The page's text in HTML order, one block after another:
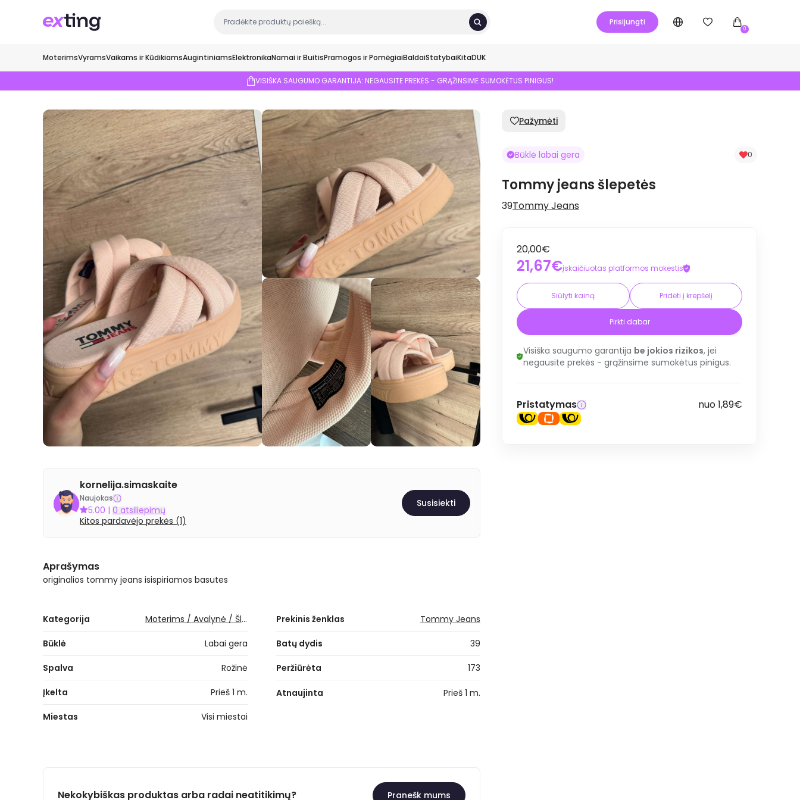
Prisijungti
0
MoterimsVyramsVaikams ir KūdikiamsAugintiniamsElektronikaNamai ir BuitisPramogos ir PomėgiaiBaldaiStatybaiKitaDUK
VISIŠKA SAUGUMO GARANTIJA: NEGAUSITE PREKĖS - GRĄŽINSIME SUMOKĖTUS PINIGUS!
Pažymėti
Būklė labai gera 0
Tommy jeans šlepetės
39Tommy Jeans
20,00€
21,67€įskaičiuotas platformos mokestis
Siūlyti kainą Pridėti į krepšelį
Pirkti dabar
Visiška saugumo garantija be jokios rizikos, jei
negausite prekės - grąžinsime sumokėtus pinigus.
Pristatymas nuo 1,89€
kornelija.simaskaite
Naujokas
5.00 | 0 atsiliepimų
Kitos pardavėjo prekės (1)
Susisiekti
Aprašymas
originalios tommy jeans isispiriamos basutes
Kategorija Moterims / Avalynė / Šlepetės Prekinis ženklas Tommy Jeans
Būklė Labai gera Batų dydis 39
Spalva Rožinė Peržiūrėta 173
Įkelta Prieš 1 m. Atnaujinta Prieš 1 m.
Miestas Visi miestai
Nekokybiškas produktas arba radai neatitikimų? Pranešk mums